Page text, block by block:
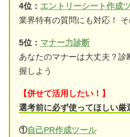
4位： エントリーシート作成
業界特有の質問にも対応！
5位： マナー力診断
あなたのマナーは大丈夫？
握しよう
【併せて活用したい！】
選考前に必ず使ってほしい厳
①自己PR作成ツール